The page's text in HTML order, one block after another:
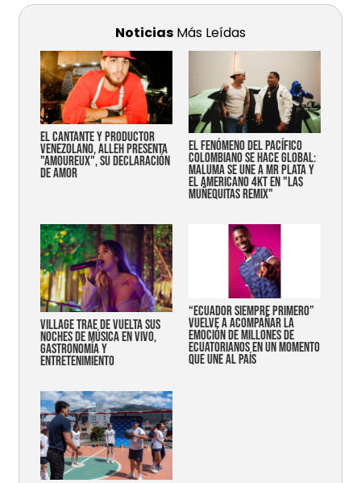
Noticias Más Leídas
EL CANTANTE Y PRODUCTOR
VENEZOLANO, ALLEH PRESENTA
"AMOUREUX", SU DECLARACIÓN
DE AMOR
EL FENÓMENO DEL PACÍFICO
COLOMBIANO SE HACE GLOBAL:
MALUMA SE UNE A MR PLATA Y
EL AMERICANO 4KT EN "LAS
MUÑEQUITAS REMIX"
Village trae de vuelta sus
noches de música en vivo,
gastronomía y
entretenimiento
“Ecuador siempre primero”
vuelve a acompañar la
emoción de millones de
ecuatorianos en un momento
que une al país